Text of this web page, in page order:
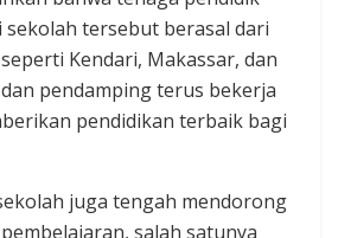
sekolah tersebut berasal dari
Kendari, Makassar, dan
pendamping terus bekerja
pendidikan terbaik bagi
juga tengah mendorong
salah satunya